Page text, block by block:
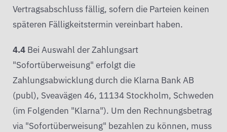
Vertragsabschluss fällig, sofern die Parteien keinen
späteren Fälligkeitstermin vereinbart haben.
4.4 Bei Auswahl der Zahlungsart
"Sofortüberweisung" erfolgt die
Zahlungsabwicklung durch die Klarna Bank AB
(publ), Sveavägen 46, 11134 Stockholm, Schweden
(im Folgenden "Klarna"). Um den Rechnungsbetrag
via "Sofortüberweisung" bezahlen zu können, muss